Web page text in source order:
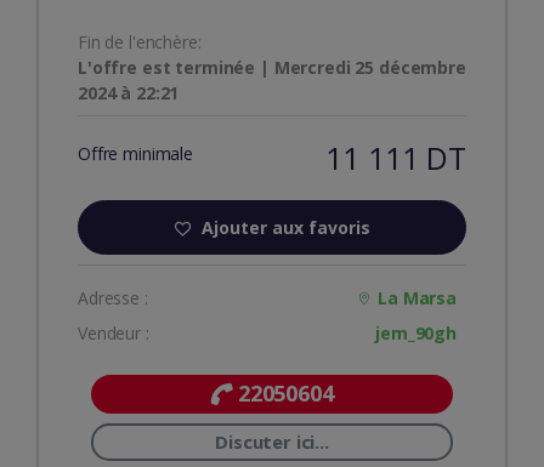
Fin de l'enchère:
L'offre est terminée | Mercredi 25 décembre
2024 à 22:21
Offre minimale 11 111 DT
Ajouter aux favoris
Adresse :
La Marsa
Vendeur :
jem_90gh
22050604
Discuter ici...